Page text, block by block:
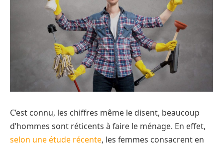
C’est connu, les chiffres même le disent, beaucoup
d’hommes sont réticents à faire le ménage. En effet,
selon une étude récente, les femmes consacrent en